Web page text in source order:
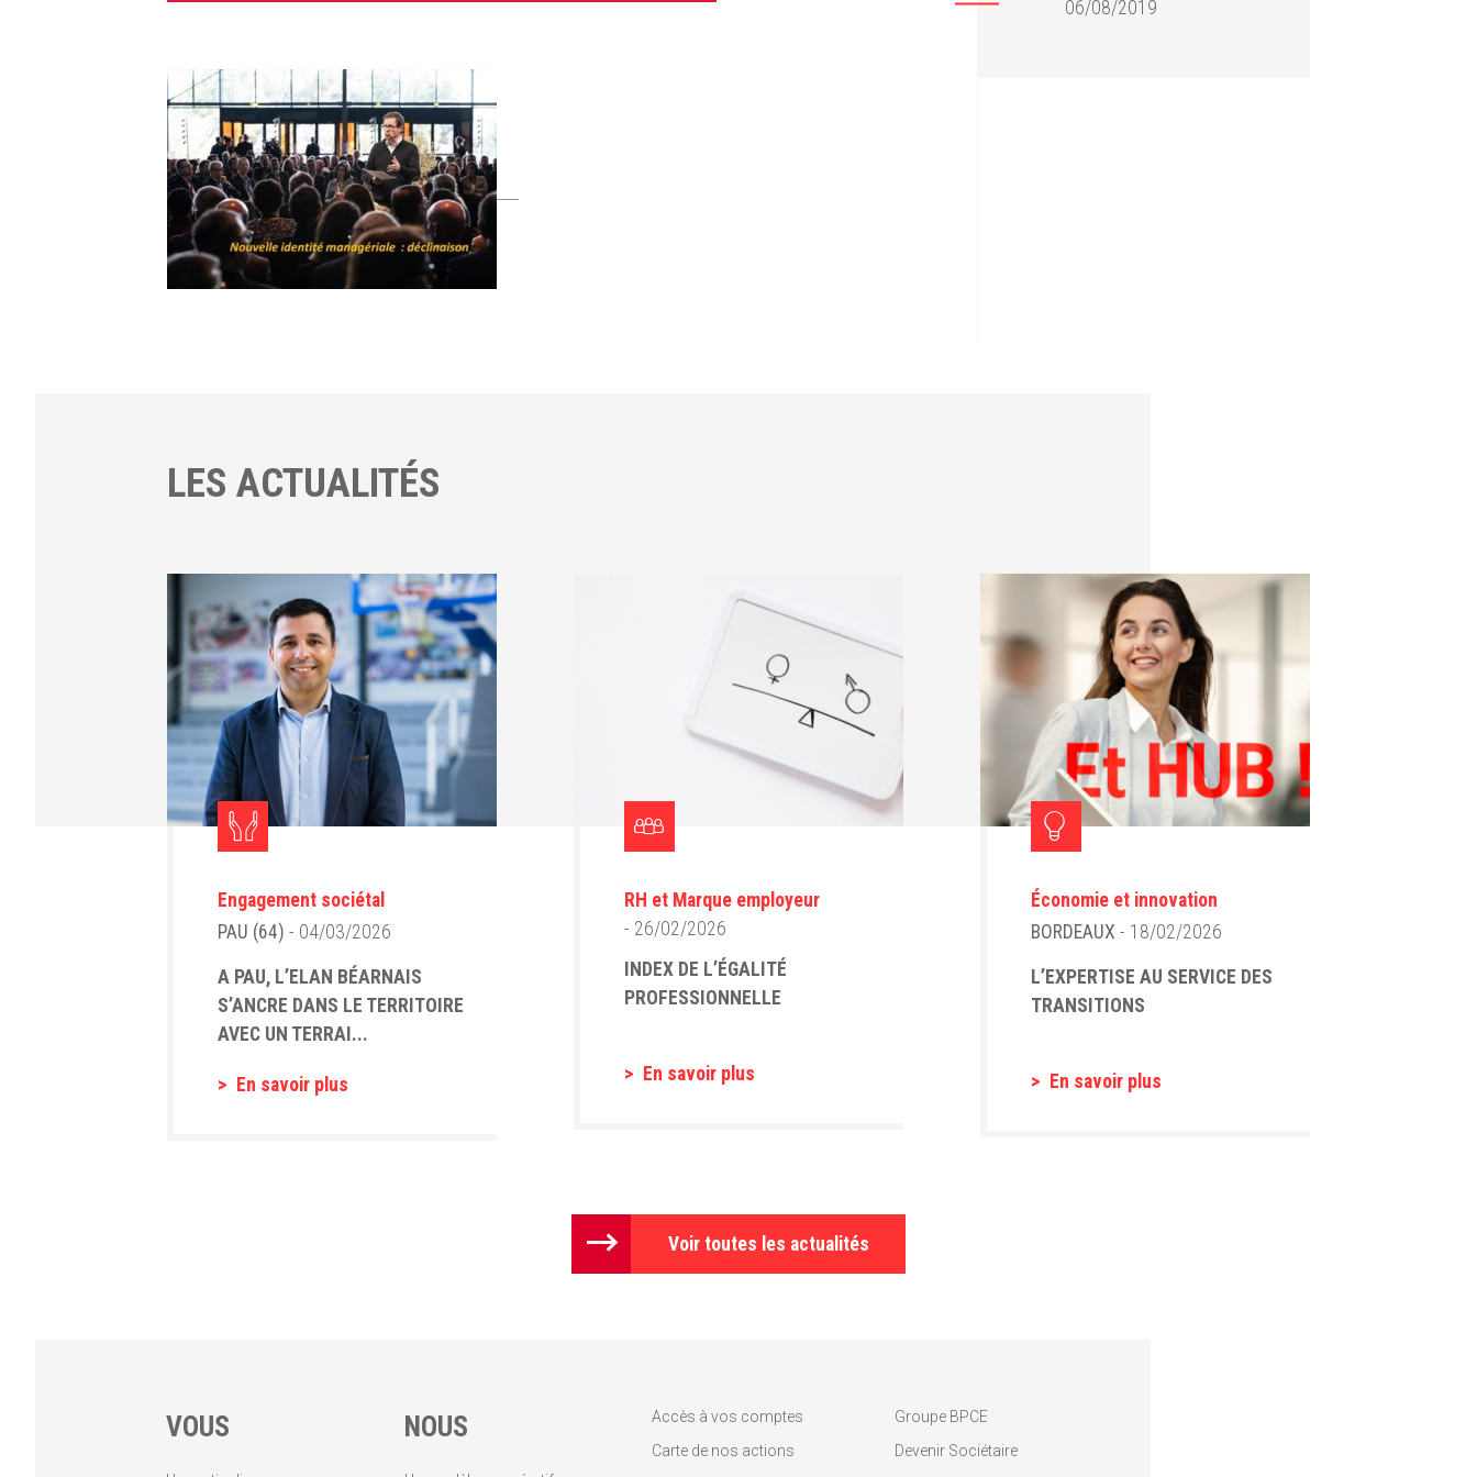
06/08/2019
LES ACTUALITÉS
Engagement sociétal
PAU (64) - 04/03/2026
A PAU, L’ELAN BÉARNAIS
S’ANCRE DANS LE TERRITOIRE
AVEC UN TERRAI...
En savoir plus
RH et Marque employeur
- 26/02/2026
INDEX DE L’ÉGALITÉ
PROFESSIONNELLE
En savoir plus
Économie et innovation
BORDEAUX - 18/02/2026
L’EXPERTISE AU SERVICE DES
TRANSITIONS
En savoir plus
Voir toutes les actualités
VOUS NOUS
Accès à vos comptes
Carte de nos actions
Groupe BPCE
Devenir Sociétaire